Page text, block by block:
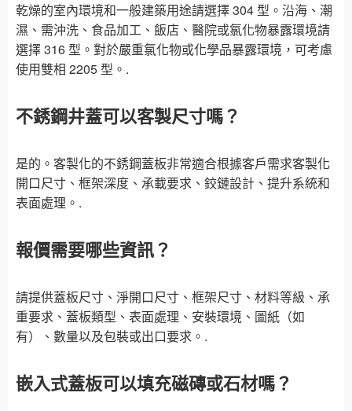
乾燥的室內環境和一般建築用途請選擇 304 型。沿海、潮
濕、需沖洗、食品加工、飯店、醫院或氯化物暴露環境請
選擇 316 型。對於嚴重氯化物或化學品暴露環境，可考慮
使用雙相 2205 型。.
不銹鋼井蓋可以客製尺寸嗎？
是的。客製化的不銹鋼蓋板非常適合根據客戶需求客製化
開口尺寸、框架深度、承載要求、鉸鏈設計、提升系統和
表面處理。.
報價需要哪些資訊？
請提供蓋板尺寸、淨開口尺寸、框架尺寸、材料等級、承
重要求、蓋板類型、表面處理、安裝環境、圖紙（如
有）、數量以及包裝或出口要求。.
嵌入式蓋板可以填充磁磚或石材嗎？